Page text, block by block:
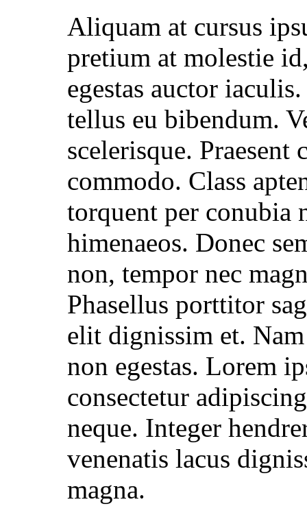
Aliquam at cursus
pretium at molestie
egestas auctor
tellus eu bibendum.
scelerisque.
commodo. Class
torquent per conubia
himenaeos. Donec
non, tempor nec
Phasellus porttitor
elit dignissim et.
non egestas. Lorem
consectetur
neque. Integer
venenatis lacus
magna.